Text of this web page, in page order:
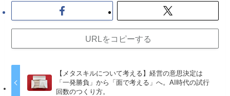
URLをコピーする
【メタスキルについて考える】経営の意思決定は
「一発勝負」から「面で考える」へ。AI時代の試行
回数のつくり方。